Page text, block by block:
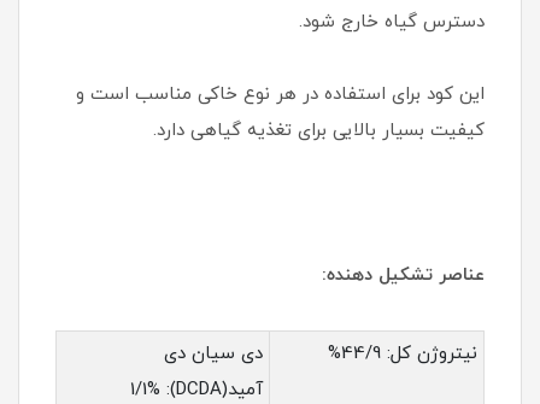
دسترس گیاه خارج شود.
این کود برای استفاده در هر نوع خاکی مناسب است و
کیفیت بسیار بالایی برای تغذیه گیاهی دارد.
عناصر تشکیل دهنده:
نیتروژن کل: 44/9%
دی سیان دی
آمید(DCDA): 1/1%